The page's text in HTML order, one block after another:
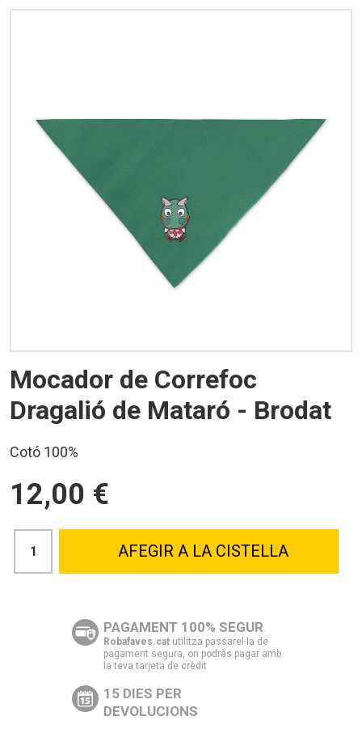
Mocador de Correfoc
Dragalió de Mataró - Brodat
Cotó 100%
12,00 €
AFEGIR A LA CISTELLA
PAGAMENT 100% SEGUR
Robafaves.cat utilitza passarel·la de
pagament segura, on podràs pagar amb
la teva tarjeta de crèdit
15 DIES PER
DEVOLUCIONS